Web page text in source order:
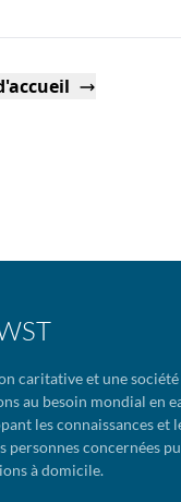
caritative et une
au besoin mondial en
les connaissances et
personnes concernées
à domicile.